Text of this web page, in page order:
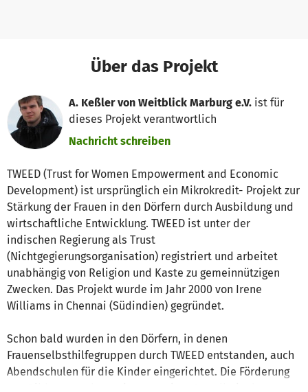
Über das Projekt
A. Keßler von Weitblick Marburg e.V. ist für
dieses Projekt verantwortlich
Nachricht schreiben
TWEED (Trust for Women Empowerment and Economic
Development) ist ursprünglich ein Mikrokredit- Projekt zur
Stärkung der Frauen in den Dörfern durch Ausbildung und
wirtschaftliche Entwicklung. TWEED ist unter der
indischen Regierung als Trust
(Nichtgegierungsorganisation) registriert und arbeitet
unabhängig von Religion und Kaste zu gemeinnützigen
Zwecken. Das Projekt wurde im Jahr 2000 von Irene
Williams in Chennai (Südindien) gegründet.
Schon bald wurden in den Dörfern, in denen
Frauenselbsthilfegruppen durch TWEED entstanden, auch
Abendschulen für die Kinder eingerichtet. Die Förderung